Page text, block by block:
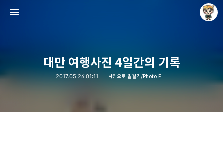
대만 여행사진 4일간의 기록
2017.05.26 01:11 사진으로 말걸기/Photo Essay
Raycat : Photo and Story